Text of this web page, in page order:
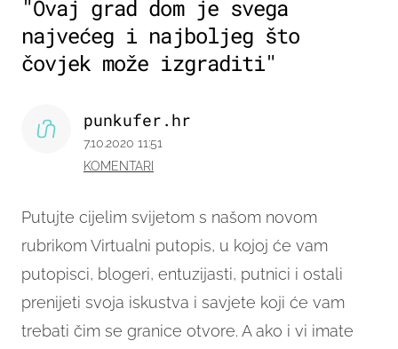
"Ovaj grad dom je svega
najvećeg i najboljeg što
čovjek može izgraditi"
Putujte cijelim svijetom s našom novom
rubrikom Virtualni putopis, u kojoj će vam
putopisci, blogeri, entuzijasti, putnici i ostali
prenijeti svoja iskustva i savjete koji će vam
trebati čim se granice otvore. A ako i vi imate
punkufer.hr
7.10.2020 11:51
KOMENTARI